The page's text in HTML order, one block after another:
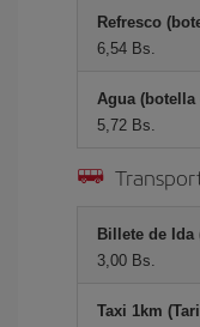
Refresco
6,54 Bs.
Agua (botella
5,72 Bs.
Billete de Ida
3,00 Bs.
Taxi 1km